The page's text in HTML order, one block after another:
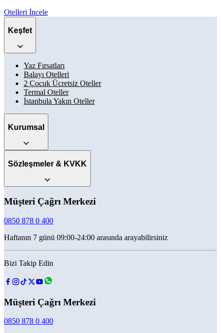
Otelleri İncele
Keşfet
Yaz Fırsatları
Balayı Otelleri
2 Çocuk Ücretsiz Oteller
Termal Oteller
İstanbula Yakın Oteller
Kurumsal
Sözleşmeler & KVKK
Müşteri Çağrı Merkezi
0850 878 0 400
Haftanın 7 günü 09:00-24:00 arasında arayabilirsiniz
Bizi Takip Edin
Müşteri Çağrı Merkezi
0850 878 0 400